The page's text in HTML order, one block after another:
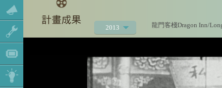
2013
2020
2019
龍門客棧Dragon Inn/